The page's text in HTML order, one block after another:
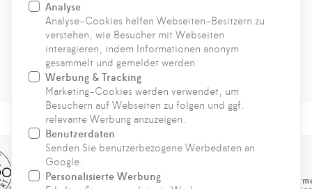
Analyse
Analyse-Cookies helfen Webseiten-Besitzern zu
verstehen, wie Besucher mit Webseiten
interagieren, indem Informationen anonym
gesammelt und gemeldet werden.
Werbung & Tracking
Marketing-Cookies werden verwendet, um
Besuchern auf Webseiten zu folgen und ggf.
relevante Werbung anzuzeigen.
Benutzerdaten
Senden Sie benutzerbezogene Werbedaten an
Google.
Personalisierte Werbung
Für den Versand unserer Newsletter nutzen wir rapidmail.
Mit Ihrer Anmeldung stimmen Sie zu, dass die eingegebenen
Daten an rapidmail übermittelt werden. Beachten Sie bitte
derenAGB und